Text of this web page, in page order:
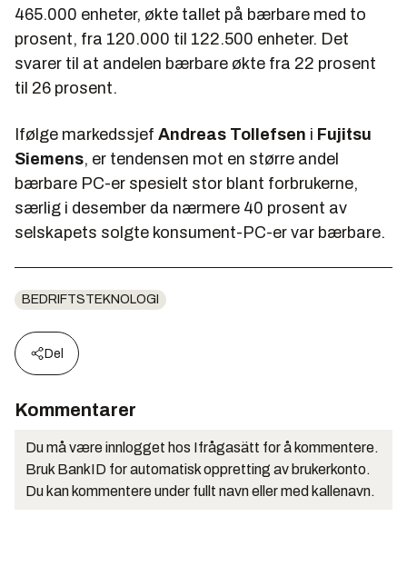
465.000 enheter, økte tallet på bærbare med to
prosent, fra 120.000 til 122.500 enheter. Det
svarer til at andelen bærbare økte fra 22 prosent
til 26 prosent.
Ifølge markedssjef Andreas Tollefsen i Fujitsu
Siemens, er tendensen mot en større andel
bærbare PC-er spesielt stor blant forbrukerne,
særlig i desember da nærmere 40 prosent av
selskapets solgte konsument-PC-er var bærbare.
BEDRIFTSTEKNOLOGI
Del
Kommentarer
Du må være innlogget hos Ifrågasätt for å kommentere.
Bruk BankID for automatisk oppretting av brukerkonto.
Du kan kommentere under fullt navn eller med kallenavn.